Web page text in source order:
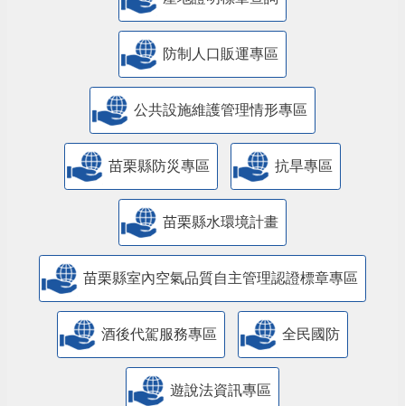
防制人口販運專區
​公共設施維護管理情形專區
苗栗縣防災專區 抗旱專區
苗栗縣水環境計畫
苗栗縣室內空氣品質自主管理認證標章專區
酒後代駕服務專區 全民國防
遊說法資訊專區